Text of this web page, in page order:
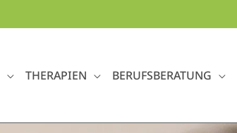
THERAPIEN BERUFSBERATUNG